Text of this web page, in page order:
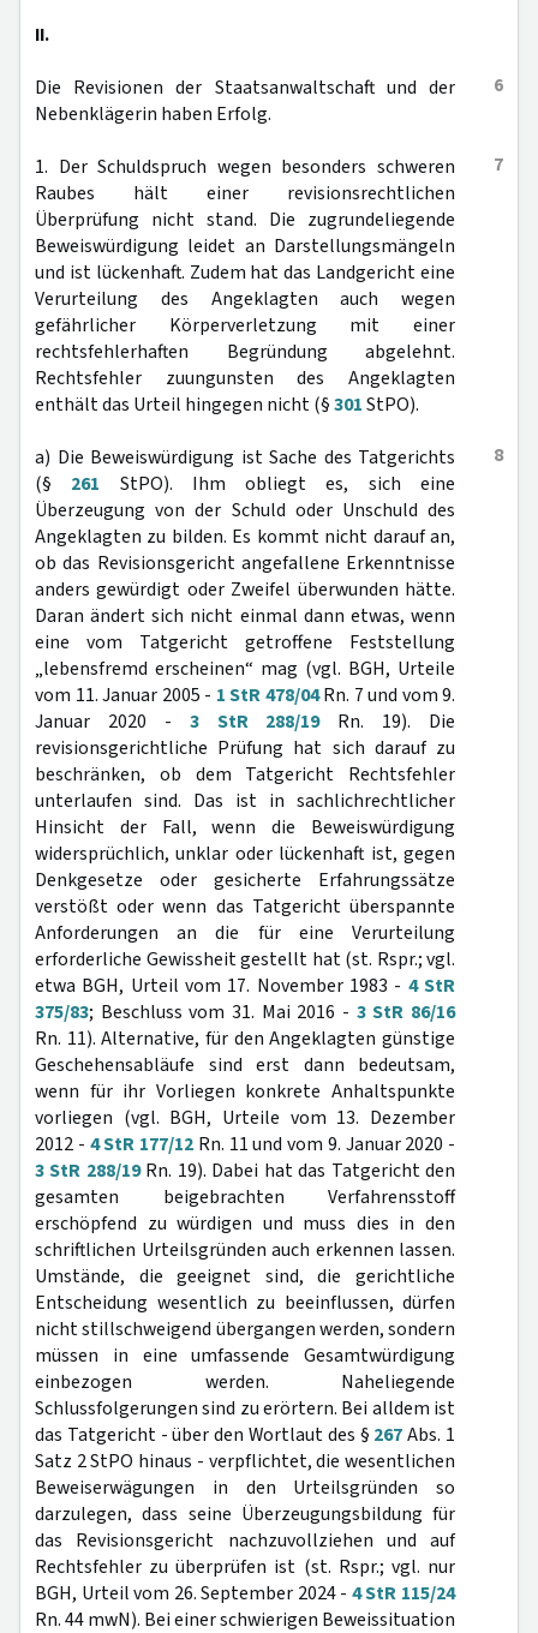
II.
6
Die Revisionen der Staatsanwaltschaft und der
Nebenklägerin haben Erfolg.
7
1. Der Schuldspruch wegen besonders schweren
Raubes hält einer revisionsrechtlichen
Überprüfung nicht stand. Die zugrundeliegende
Beweiswürdigung leidet an Darstellungsmängeln
und ist lückenhaft. Zudem hat das Landgericht eine
Verurteilung des Angeklagten auch wegen
gefährlicher Körperverletzung mit einer
rechtsfehlerhaften Begründung abgelehnt.
Rechtsfehler zuungunsten des Angeklagten
enthält das Urteil hingegen nicht (§301StPO).
8
a) Die Beweiswürdigung ist Sache des Tatgerichts
(§ 261 StPO). Ihm obliegt es, sich eine
Überzeugung von der Schuld oder Unschuld des
Angeklagten zu bilden. Es kommt nicht darauf an,
ob das Revisionsgericht angefallene Erkenntnisse
anders gewürdigt oder Zweifel überwunden hätte.
Daran ändert sich nicht einmal dann etwas, wenn
eine vom Tatgericht getroffene Feststellung
„lebensfremd erscheinen“ mag (vgl. BGH, Urteile
vom 11. Januar 2005 - 1 StR 478/04Rn. 7 und vom 9.
Januar 2020 - 3 StR 288/19Rn. 19). Die
revisionsgerichtliche Prüfung hat sich darauf zu
beschränken, ob dem Tatgericht Rechtsfehler
unterlaufen sind. Das ist in sachlichrechtlicher
Hinsicht der Fall, wenn die Beweiswürdigung
widersprüchlich, unklar oder lückenhaft ist, gegen
Denkgesetze oder gesicherte Erfahrungssätze
verstößt oder wenn das Tatgericht überspannte
Anforderungen an die für eine Verurteilung
erforderliche Gewissheit gestellt hat (st. Rspr.; vgl.
etwa BGH, Urteil vom 17. November 1983 - 4 StR
375/83; Beschluss vom 31. Mai 2016 - 3 StR 86/16
Rn. 11). Alternative, für den Angeklagten günstige
Geschehensabläufe sind erst dann bedeutsam,
wenn für ihr Vorliegen konkrete Anhaltspunkte
vorliegen (vgl. BGH, Urteile vom 13. Dezember
2012 - 4 StR 177/12 Rn. 11 und vom 9. Januar 2020 -
3 StR 288/19Rn. 19). Dabei hat das Tatgericht den
gesamten beigebrachten Verfahrensstoff
erschöpfend zu würdigen und muss dies in den
schriftlichen Urteilsgründen auch erkennen lassen.
Umstände, die geeignet sind, die gerichtliche
Entscheidung wesentlich zu beeinflussen, dürfen
nicht stillschweigend übergangen werden, sondern
müssen in eine umfassende Gesamtwürdigung
einbezogen werden. Naheliegende
Schlussfolgerungen sind zu erörtern. Bei alldem ist
das Tatgericht - über den Wortlaut des § 267Abs. 1
Satz 2 StPO hinaus - verpflichtet, die wesentlichen
Beweiserwägungen in den Urteilsgründen so
darzulegen, dass seine Überzeugungsbildung für
das Revisionsgericht nachzuvollziehen und auf
Rechtsfehler zu überprüfen ist (st. Rspr.; vgl. nur
BGH, Urteil vom 26. September 2024 - 4 StR 115/24
Rn. 44 mwN). Bei einer schwierigen Beweissituation